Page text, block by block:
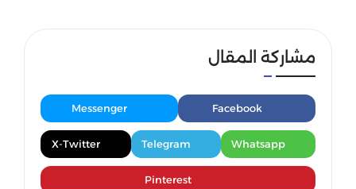
مشاركة المقال
Facebook
Messenger
Whatsapp
Telegram
X-Twitter
Pinterest